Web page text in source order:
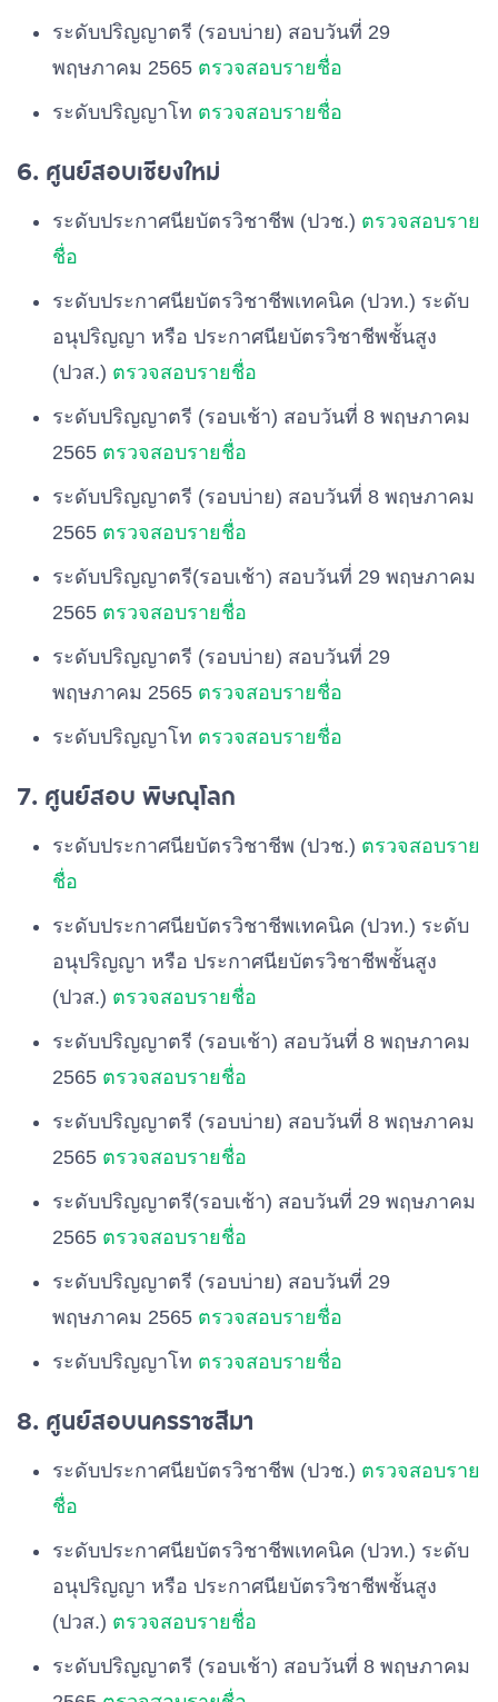
ระดับปริญญาตรี (รอบบ่าย) สอบวันที่ 29
พฤษภาคม 2565 ตรวจสอบรายชื่อ
ระดับปริญญาโท ตรวจสอบรายชื่อ
6. ศูนย์สอบเชียงใหม่
ระดับประกาศนียบัตรวิชาชีพ (ปวช.) ตรวจสอบราย
ชื่อ
ระดับประกาศนียบัตรวิชาชีพเทคนิค (ปวท.) ระดับ
อนุปริญญา หรือ ประกาศนียบัตรวิชาชีพชั้นสูง
(ปวส.) ตรวจสอบรายชื่อ
ระดับปริญญาตรี (รอบเช้า) สอบวันที่ 8 พฤษภาคม
2565 ตรวจสอบรายชื่อ
ระดับปริญญาตรี (รอบบ่าย) สอบวันที่ 8 พฤษภาคม
2565 ตรวจสอบรายชื่อ
ระดับปริญญาตรี(รอบเช้า) สอบวันที่ 29 พฤษภาคม
2565 ตรวจสอบรายชื่อ
ระดับปริญญาตรี (รอบบ่าย) สอบวันที่ 29
พฤษภาคม 2565 ตรวจสอบรายชื่อ
ระดับปริญญาโท ตรวจสอบรายชื่อ
7. ศูนย์สอบ พิษณุโลก
ระดับประกาศนียบัตรวิชาชีพ (ปวช.) ตรวจสอบราย
ชื่อ
ระดับประกาศนียบัตรวิชาชีพเทคนิค (ปวท.) ระดับ
อนุปริญญา หรือ ประกาศนียบัตรวิชาชีพชั้นสูง
(ปวส.) ตรวจสอบรายชื่อ
ระดับปริญญาตรี (รอบเช้า) สอบวันที่ 8 พฤษภาคม
2565 ตรวจสอบรายชื่อ
ระดับปริญญาตรี (รอบบ่าย) สอบวันที่ 8 พฤษภาคม
2565 ตรวจสอบรายชื่อ
ระดับปริญญาตรี(รอบเช้า) สอบวันที่ 29 พฤษภาคม
2565 ตรวจสอบรายชื่อ
ระดับปริญญาตรี (รอบบ่าย) สอบวันที่ 29
พฤษภาคม 2565 ตรวจสอบรายชื่อ
ระดับปริญญาโท ตรวจสอบรายชื่อ
8. ศูนย์สอบนครราชสีมา
ระดับประกาศนียบัตรวิชาชีพ (ปวช.) ตรวจสอบราย
ชื่อ
ระดับประกาศนียบัตรวิชาชีพเทคนิค (ปวท.) ระดับ
อนุปริญญา หรือ ประกาศนียบัตรวิชาชีพชั้นสูง
(ปวส.) ตรวจสอบรายชื่อ
ระดับปริญญาตรี (รอบเช้า) สอบวันที่ 8 พฤษภาคม